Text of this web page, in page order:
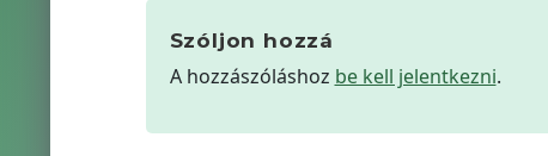
Szóljon hozzá
A hozzászóláshoz be kell jelentkezni.